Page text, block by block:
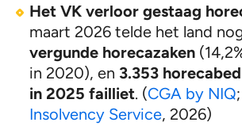
Het VK verloor gestaag
maart 2026 telde het land
vergunde horecazaken
in 2020), en 3.353
in 2025 failliet. (CGA by NIQ;
Insolvency Service, 2026)